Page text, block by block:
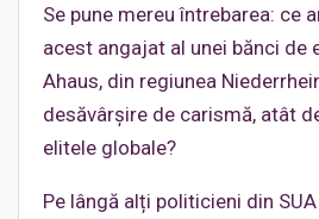
Se pune mereu întrebarea: ce
acest angajat al unei bănci de
Ahaus, din regiunea
desăvârșire de carismă, atât
elitele globale?
Pe lângă alți politicieni din